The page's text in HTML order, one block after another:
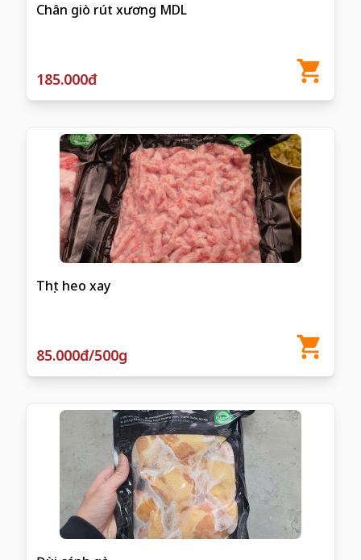
Chân giò rút xương MDL
185.000đ
Thịt heo xay
85.000đ/500g